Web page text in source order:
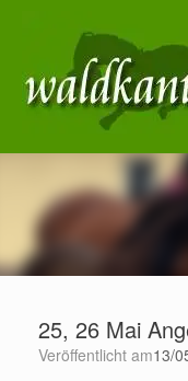
25, 26 Mai
Veröffentlicht am13/